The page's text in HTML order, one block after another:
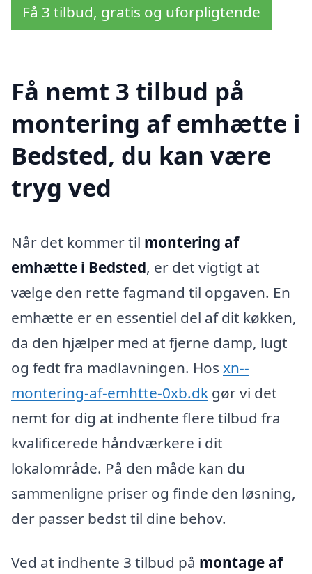
Få 3 tilbud, gratis og uforpligtende
Få nemt 3 tilbud på
montering af emhætte i
Bedsted, du kan være
tryg ved
Når det kommer til montering af
emhætte i Bedsted, er det vigtigt at
vælge den rette fagmand til opgaven. En
emhætte er en essentiel del af dit køkken,
da den hjælper med at fjerne damp, lugt
og fedt fra madlavningen. Hos xn--
montering-af-emhtte-0xb.dk gør vi det
nemt for dig at indhente flere tilbud fra
kvalificerede håndværkere i dit
lokalområde. På den måde kan du
sammenligne priser og finde den løsning,
der passer bedst til dine behov.
Ved at indhente 3 tilbud på montage af